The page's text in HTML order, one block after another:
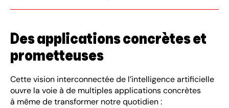
Des applications concrètes et
prometteuses
Cette vision interconnectée de l’intelligence artificielle
ouvre la voie à de multiples applications concrètes
à même de transformer notre quotidien :